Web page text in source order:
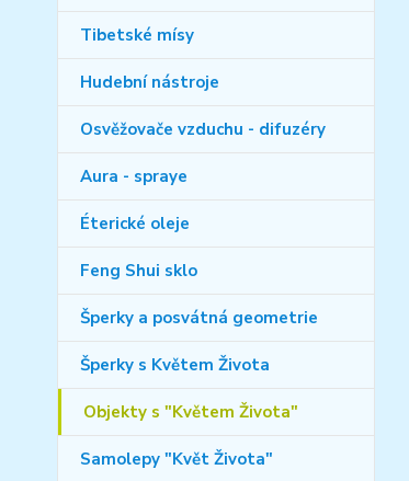
Tibetské mísy
Hudební nástroje
Osvěžovače vzduchu - difuzéry
Aura - spraye
Éterické oleje
Feng Shui sklo
Šperky a posvátná geometrie
Šperky s Květem Života
Objekty s "Květem Života"
Samolepy "Květ Života"